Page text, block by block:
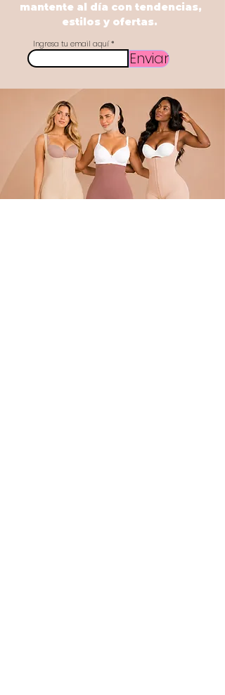
mantente al día con tendencias,
estilos y ofertas.
Ingresa tu email aquí
Enviar